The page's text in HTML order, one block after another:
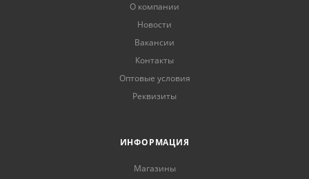
О компании
Новости
Вакансии
Контакты
Оптовые условия
Реквизиты
ИНФОРМАЦИЯ
Магазины